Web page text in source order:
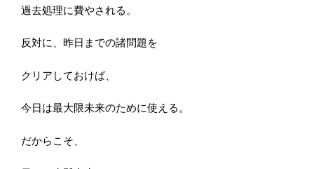
過去処理に費やされる。
反対に、昨日までの諸問題を
クリアしておけば、
今日は最大限未来のために使える。
だからこそ、